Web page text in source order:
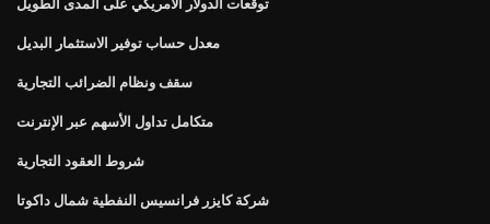
معدل حساب توفير الاستثمار البديل
سقف ونظام الضرائب التجارية
متكامل تداول الأسهم عبر الإنترنت
شروط العقود التجارية
شركة كايزر فرانسيس النفطية شمال داكوتا